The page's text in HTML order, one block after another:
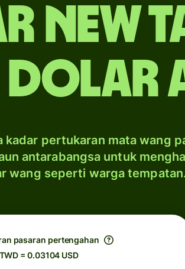
New
dolar
kadar pertukaran mata wang
antarabangsa untuk
wang seperti warga
pasaran pertengahan
= 0.03104 USD